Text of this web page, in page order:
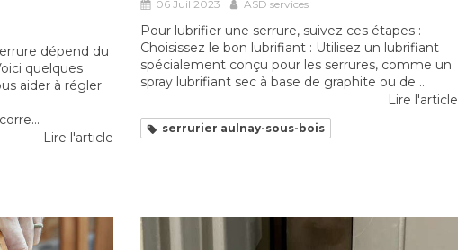
dépend du
quelques
aider à régler
Lire l'article
06 Juil 2023 ASD services
Pour lubrifier une serrure, suivez ces étapes :
Choisissez le bon lubrifiant : Utilisez un lubrifiant
spécialement conçu pour les serrures, comme un
spray lubrifiant sec à base de graphite ou de ...
Lire l'article
serrurier aulnay-sous-bois